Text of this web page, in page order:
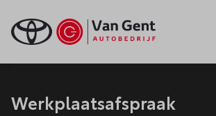
Werkplaatsafspraak